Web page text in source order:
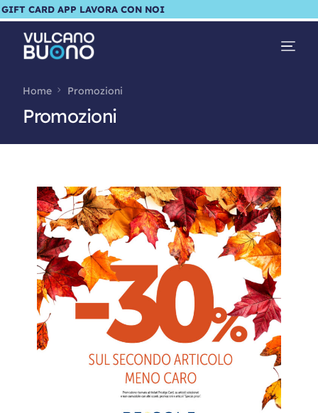
GIFT CARD APP LAVORA CON NOI
Home Promozioni
Promozioni